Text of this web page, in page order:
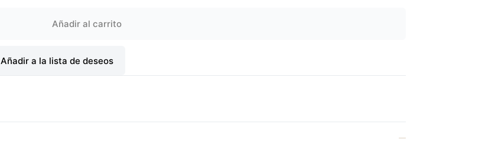
Añadir al carrito
Añadir a la lista de deseos